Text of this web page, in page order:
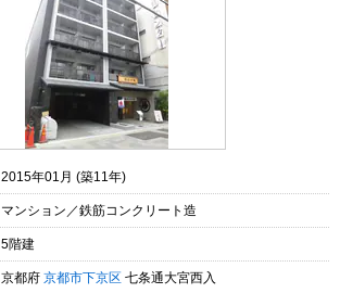
2015年01月 (築11年)
マンション／鉄筋コンクリート造
5階建
京都府 京都市下京区 七条通大宮西入